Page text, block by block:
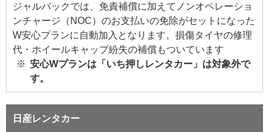
ジャルパックでは、免責補償に加えてノンオペレーショ
ンチャージ（NOC）のお支払いの免除がセットになった
W安心プランに自動加入となります。損傷タイヤの修理
代・ホイールキャップ紛失の補償もついています
安心Wプランは「いち押しレンタカー」は対象外で
す。
日産レンタカー